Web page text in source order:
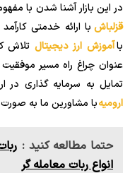
در این بازار آشنا شدن با
قزلباش با ارائه خدمتی
باآموزش ارز دیجیتال تلاش
عنوان چراغ راه مسیر
تمایل به سرمایه گذاری در
ارومیهبا مشاورین ما به صورت
حتما مطالعه کنید :
انواع ربات معامله گر